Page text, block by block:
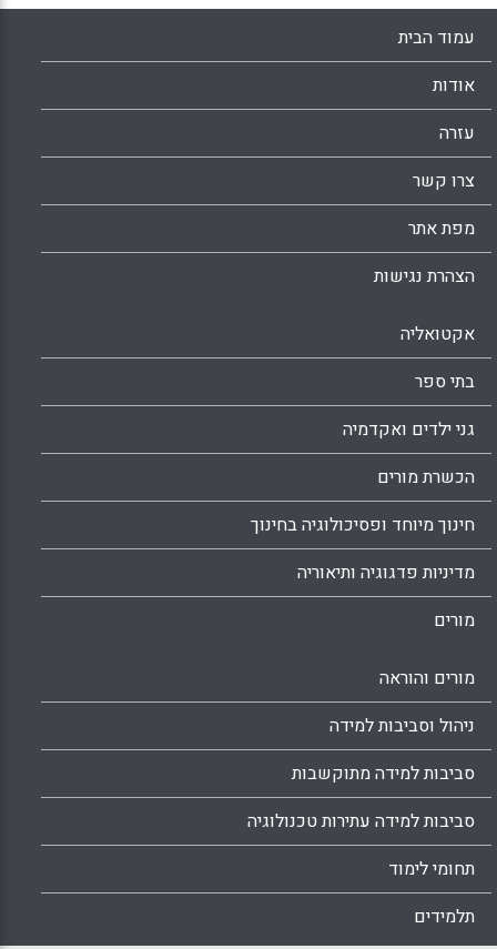
עמוד הבית
אודות
עזרה
צרו קשר
מפת אתר
הצהרת נגישות
אקטואליה
בתי ספר
גני ילדים ואקדמיה
הכשרת מורים
חינוך מיוחד ופסיכולוגיה בחינוך
מדיניות פדגוגיה ותיאוריה
מורים
מורים והוראה
ניהול וסביבות למידה
סביבות למידה מתוקשבות
סביבות למידה עתירות טכנולוגיה
תחומי לימוד
תלמידים